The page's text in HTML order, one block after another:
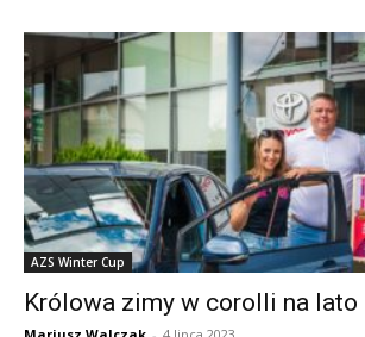
AZS Winter Cup
Królowa zimy w corolli na lato